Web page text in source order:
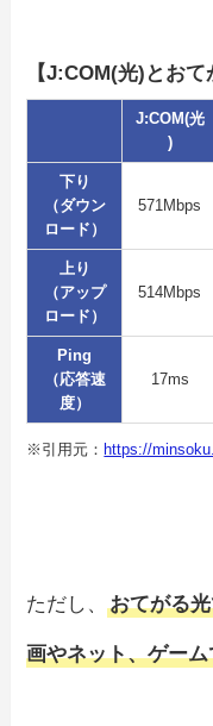
【J:COM(光)とお
J:COM(光
)
下り
（ダウン
ロード）
571Mbps
上り
（アップ
ロード）
514Mbps
Ping
（応答速
度）
17ms
※引用元： https://
ただし、おてがる
画やネット、ゲー